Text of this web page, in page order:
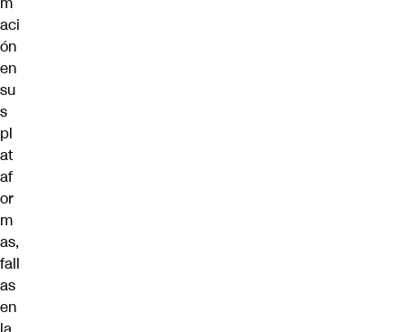
aci
ón
en
su
s
pl
at
af
or
m
as,
fall
as
en